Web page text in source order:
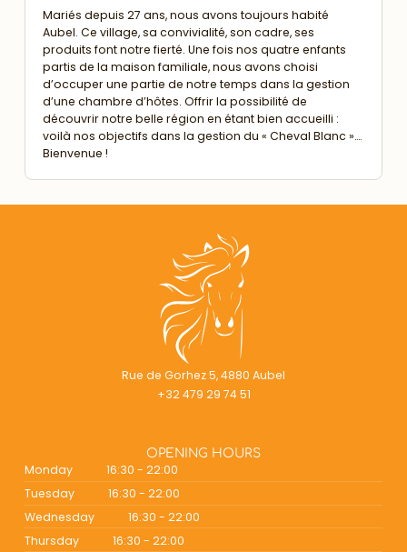
Mariés depuis 27 ans, nous avons toujours habité
Aubel. Ce village, sa convivialité, son cadre, ses
produits font notre fierté. Une fois nos quatre enfants
partis de la maison familiale, nous avons choisi
d’occuper une partie de notre temps dans la gestion
d’une chambre d’hôtes. Offrir la possibilité de
découvrir notre belle région en étant bien accueilli :
voilà nos objectifs dans la gestion du « Cheval Blanc »….
Bienvenue !
Rue de Gorhez 5, 4880 Aubel
+32 479 29 74 51
OPENING HOURS
Monday
16:30 - 22:00
Tuesday
16:30 - 22:00
Wednesday
16:30 - 22:00
Thursday
16:30 - 22:00